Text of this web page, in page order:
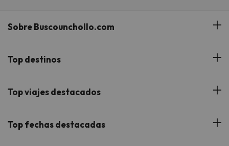
Sobre Buscounchollo.com
¿Quiénes somos?
Buscounchollo en los medios
Top destinos
Hoteles Andalucía
Hoteles Cataluña
Top viajes destacados
Viajes con Niños
Top fechas destacadas